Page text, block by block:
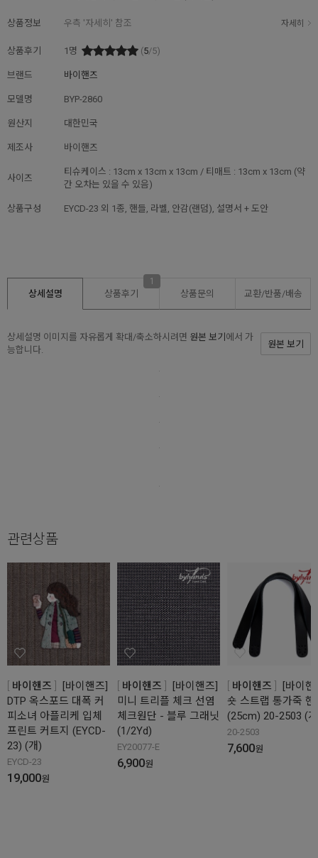
상품정보 우측 '자세히' 참조 자세히
상품후기 1 명 (5/5)
브랜드 바이핸즈
모델명 BYP-2860
원산지 대한민국
제조사 바이핸즈
사이즈
티슈케이스 : 13cm x 13cm x 13cm / 티매트 : 13cm x 13cm (약
간 오차는 있을 수 있음)
상품구성 EYCD-23 외 1종, 핸들, 라벨, 안감(랜덤), 설명서 + 도안
상세설명 상품후기
1
상품문의 교환/반품/배송
상세설명 이미지를 자유롭게 확대/축소하시려면 원본 보기 에서 가
능합니다.
원본 보기
관련상품
바이핸즈
[바이핸즈]
DTP 옥스포드 대폭 커
피소녀 아플리케 입체
프린트 커트지 (EYCD-
23) (개)
EYCD-23
19,000원
바이핸즈
[바이핸즈]
미니 트리플 체크 선염
체크원단 - 블루 그래닛
(1/2Yd)
EY20077-E
6,900원
바이핸즈
[바이
숏 스트랩 통가죽 핸
(25cm) 20-2503 (
20-2503
7,600원